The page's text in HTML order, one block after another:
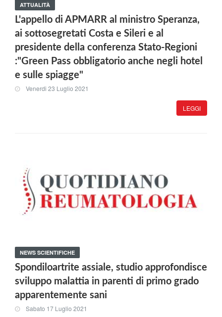
ATTUALITÀ
L'appello di APMARR al ministro Speranza,
ai sottosegretati Costa e Sileri e al
presidente della conferenza Stato-Regioni
:"Green Pass obbligatorio anche negli hotel
e sulle spiagge"
Venerdi 23 Luglio 2021
LEGGI
NEWS SCIENTIFICHE
Spondiloartrite assiale, studio approfondisce
sviluppo malattia in parenti di primo grado
apparentemente sani
Sabato 17 Luglio 2021